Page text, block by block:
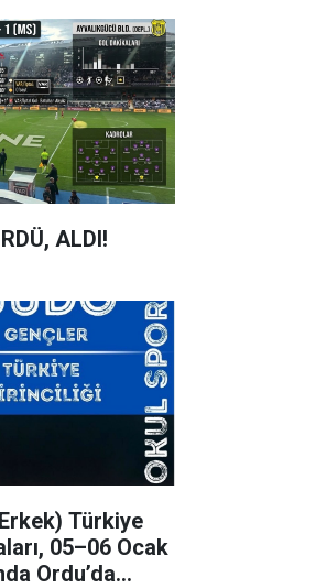
ALDI!
05–06 Ocak
Ordu’da